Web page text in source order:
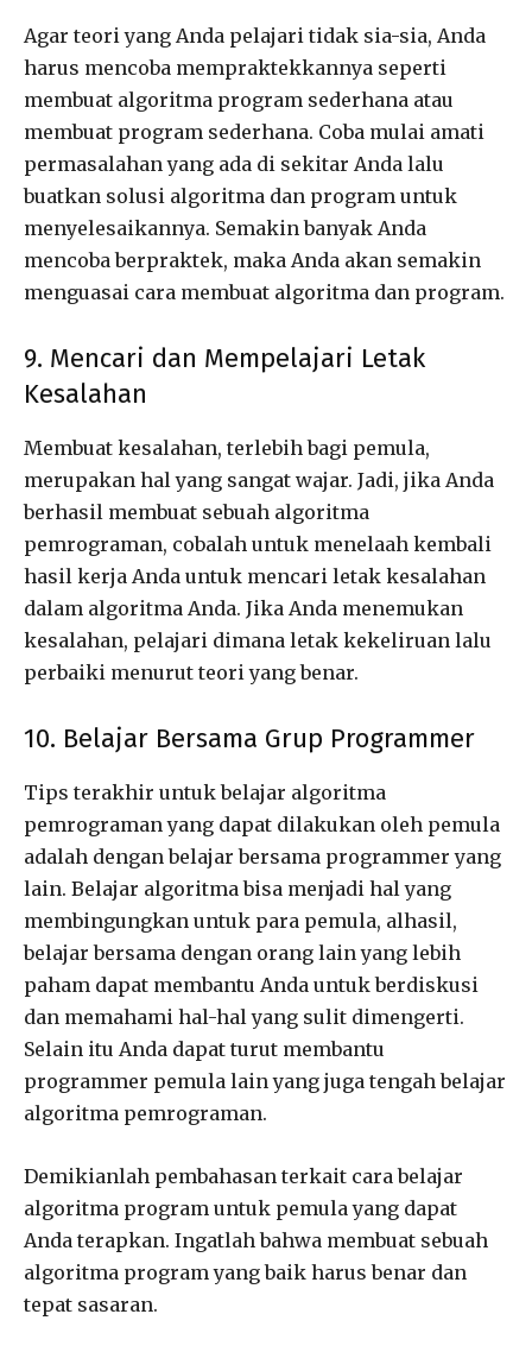
Agar teori yang Anda pelajari tidak sia-sia, Anda
harus mencoba mempraktekkannya seperti
membuat algoritma program sederhana atau
membuat program sederhana. Coba mulai amati
permasalahan yang ada di sekitar Anda lalu
buatkan solusi algoritma dan program untuk
menyelesaikannya. Semakin banyak Anda
mencoba berpraktek, maka Anda akan semakin
menguasai cara membuat algoritma dan program.
9. Mencari dan Mempelajari Letak
Kesalahan
Membuat kesalahan, terlebih bagi pemula,
merupakan hal yang sangat wajar. Jadi, jika Anda
berhasil membuat sebuah algoritma
pemrograman, cobalah untuk menelaah kembali
hasil kerja Anda untuk mencari letak kesalahan
dalam algoritma Anda. Jika Anda menemukan
kesalahan, pelajari dimana letak kekeliruan lalu
perbaiki menurut teori yang benar.
10. Belajar Bersama Grup Programmer
Tips terakhir untuk belajar algoritma
pemrograman yang dapat dilakukan oleh pemula
adalah dengan belajar bersama programmer yang
lain. Belajar algoritma bisa menjadi hal yang
membingungkan untuk para pemula, alhasil,
belajar bersama dengan orang lain yang lebih
paham dapat membantu Anda untuk berdiskusi
dan memahami hal-hal yang sulit dimengerti.
Selain itu Anda dapat turut membantu
programmer pemula lain yang juga tengah belajar
algoritma pemrograman.
Demikianlah pembahasan terkait cara belajar
algoritma program untuk pemula yang dapat
Anda terapkan. Ingatlah bahwa membuat sebuah
algoritma program yang baik harus benar dan
tepat sasaran.